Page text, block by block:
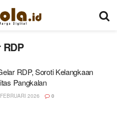
RDP, Soroti Kelangkaan
Pangkalan
2026 0